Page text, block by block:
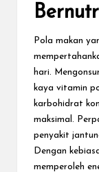
Pola makan
hari.
kaya vitamin
karbohidrat
maksimal.
penyakit
Dengan
memperoleh